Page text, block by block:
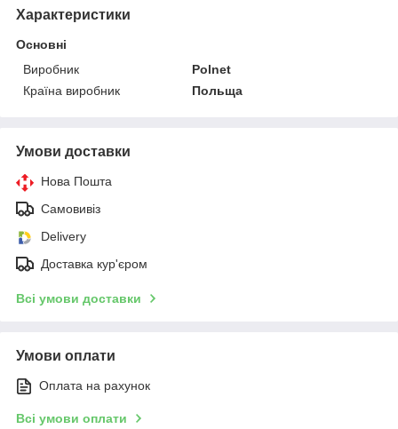
Характеристики
Основні
Виробник
Polnet
Країна виробник
Польща
Умови доставки
Нова Пошта
Самовивіз
Delivery
Доставка кур'єром
Всі умови доставки
Умови оплати
Оплата на рахунок
Всі умови оплати